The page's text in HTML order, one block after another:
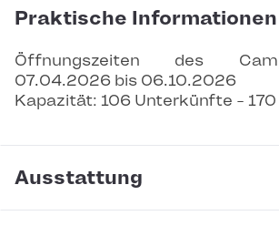
Praktische Informationen
Öffnungszeiten des
07.04.2026 bis 06.10.2026
Kapazität: 106 Unterkünfte -
Ausstattung